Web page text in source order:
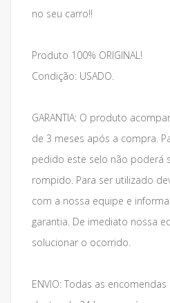
no seu carro!!
Produto 100% ORIGINAL!
Condição: USADO.
GARANTIA: O produto
de 3 meses após a compra.
pedido este selo não poderá
rompido. Para ser utilizado
com a nossa equipe e
garantia. De imediato nossa
solucionar o ocorrido.
ENVIO: Todas as